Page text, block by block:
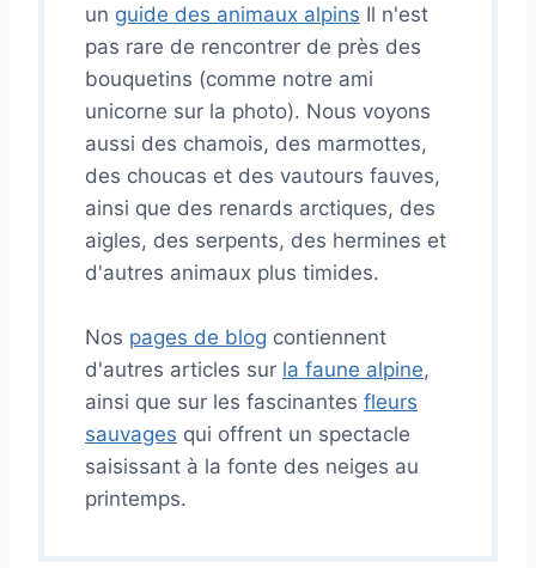
un guide des animaux alpins Il n'est
pas rare de rencontrer de près des
bouquetins (comme notre ami
unicorne sur la photo). Nous voyons
aussi des chamois, des marmottes,
des choucas et des vautours fauves,
ainsi que des renards arctiques, des
aigles, des serpents, des hermines et
d'autres animaux plus timides.
Nos pages de blog contiennent
d'autres articles sur la faune alpine,
ainsi que sur les fascinantes fleurs
sauvages qui offrent un spectacle
saisissant à la fonte des neiges au
printemps.